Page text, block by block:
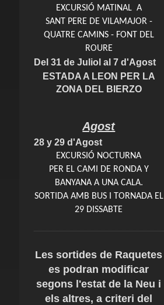
EXCURSIÓ MATINAL A
SANT PERE DE VILAMAJOR -
QUATRE CAMINS - FONT DEL
ROURE
Del 31 de Juliol al 7 d'Agost
ESTADA A LEON PER LA
ZONA DEL BIERZO
Agost
28 y 29 d'Agost
EXCURSIÓ NOCTURNA
PER EL CAMI DE RONDA Y
BANYANA A UNA CALA.
SORTIDA AMB BUS I TORNADA EL
29 DISSABTE
Les sortides de Raquetes
es podran modificar
segons l'estat de la Neu i
els altres, a criteri del